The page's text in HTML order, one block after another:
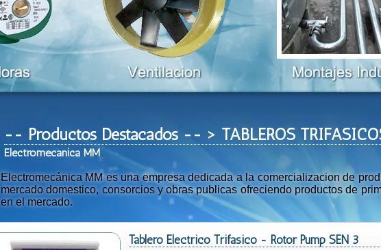
-- Productos Destacados -- > TABLEROS
Electromecanica MM
Electromecánica MM es una empresa dedicada a la comercializacion de
mercado domestico, consorcios y obras publicas ofreciendo productos de
en el mercado.
Tablero Electrico Trifasico - Rotor Pump SEN 3